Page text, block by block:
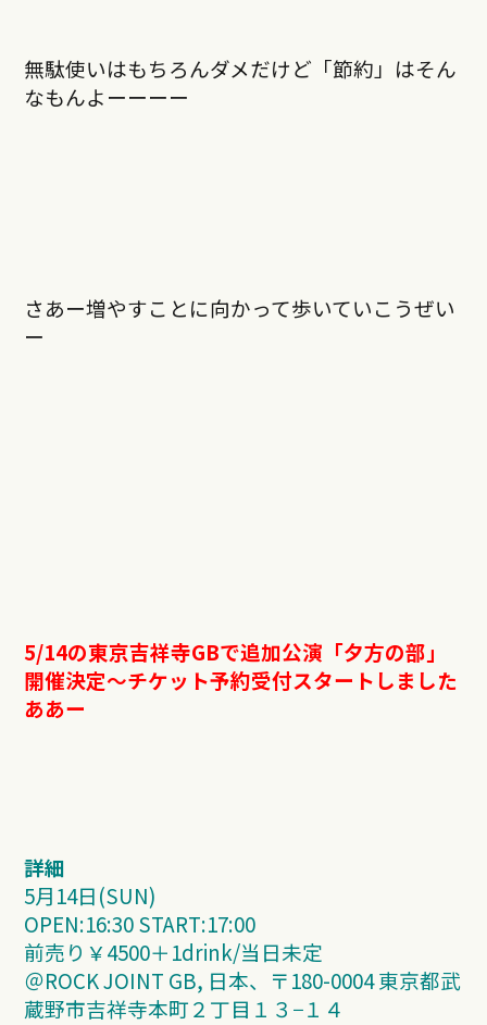
無駄使いはもちろんダメだけど「節約」はそん
なもんよーーーー
さあー増やすことに向かって歩いていこうぜい
ー
5/14の東京吉祥寺GBで追加公演「夕方の部」
開催決定〜チケット予約受付スタートしました
ああー
詳細
5月14日(SUN)
OPEN:16:30 START:17:00
前売り￥4500＋1drink/当日未定
＠ROCK JOINT GB, 日本、〒180-0004 東京都武
蔵野市吉祥寺本町２丁目１３−１４